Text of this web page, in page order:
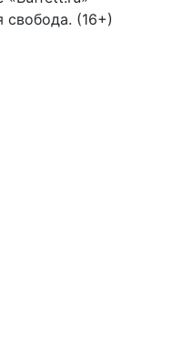
свобода. (16+)